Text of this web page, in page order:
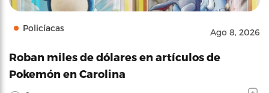
Policíacas Ago 8, 2026
Roban miles de dólares en artículos de
Pokemón en Carolina